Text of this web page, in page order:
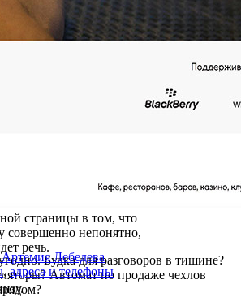
страницы в том, что
совершенно непонятно,
речь.
Будка для разговоров в тишине?
Автомат по продаже чехлов
Лебедева
, адреса и телефоны